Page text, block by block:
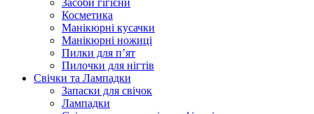
Засоби гігієни
Косметика
Манікюрні кусачки
Манікюрні ножиці
Пилки для п’ят
Пилочки для нігтів
Свічки та Лампадки
Запаски для свічок
Лампадки